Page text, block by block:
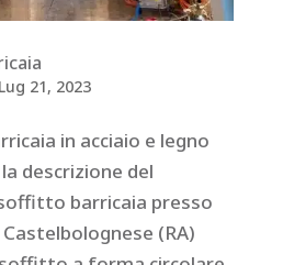
Lug 21, 2023
in acciaio e legno
descrizione del
barricaia presso
(RA)